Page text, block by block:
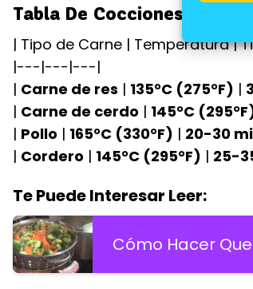
Tabla De Cocciones:
| Tipo de Carne | Temperatura |
|---|---|---|
| Carne de res | 135°C (275°F) |
| Carne de cerdo | 145°C
| Pollo | 165°C (330°F) | 20-30
| Cordero | 145°C (295°F) | 25-
Te Puede Interesar Leer:
Cómo Hacer